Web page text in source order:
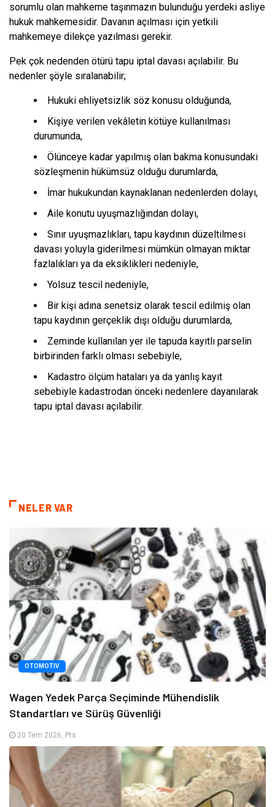
sorumlu olan mahkeme taşınmazın bulunduğu yerdeki asliye
hukuk mahkemesidir. Davanın açılması için yetkili
mahkemeye dilekçe yazılması gerekir.
Pek çok nedenden ötürü tapu iptal davası açılabilir. Bu
nedenler şöyle sıralanabilir;
Hukuki ehliyetsizlik söz konusu olduğunda,
Kişiye verilen vekâletin kötüye kullanılması
durumunda,
Ölünceye kadar yapılmış olan bakma konusundaki
sözleşmenin hükümsüz olduğu durumlarda,
İmar hukukundan kaynaklanan nedenlerden dolayı,
Aile konutu uyuşmazlığından dolayı,
Sınır uyuşmazlıkları, tapu kaydının düzeltilmesi
davası yoluyla giderilmesi mümkün olmayan miktar
fazlalıkları ya da eksiklikleri nedeniyle,
Yolsuz tescil nedeniyle,
Bir kişi adına senetsiz olarak tescil edilmiş olan
tapu kaydının gerçeklik dışı olduğu durumlarda,
Zeminde kullanılan yer ile tapuda kayıtlı parselin
birbirinden farklı olması sebebiyle,
Kadastro ölçüm hataları ya da yanlış kayıt
sebebiyle kadastrodan önceki nedenlere dayanılarak
tapu iptal davası açılabilir.
NELER VAR
OTOMOTIV
Wagen Yedek Parça Seçiminde Mühendislik
Standartları ve Sürüş Güvenliği
20 Tem 2026, Pts